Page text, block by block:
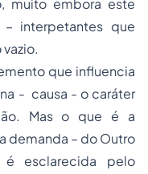
muito embora este
interpetantes que
que influencia
- causa - o caráter
Mas o que é a
demanda – do Outro
esclarecida pelo